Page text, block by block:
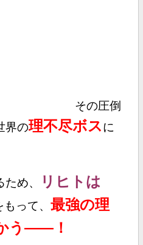
圧倒
界の理不尽ボスに
め、
リヒトは
もって、 最強の理
う――！